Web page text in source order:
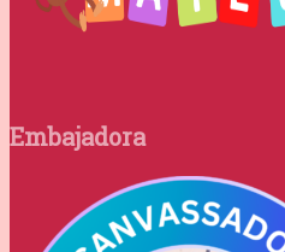
Embajadora